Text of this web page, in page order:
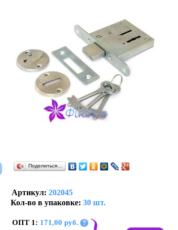
Поделиться…
Артикул: 202045
Кол-во в упаковке: 30 шт.
ОПТ 1: 171,00 руб. ?